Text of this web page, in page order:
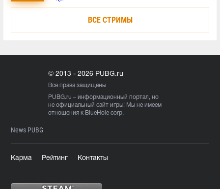
ВСЕ СТРИМЫ
© 2013 - 2026 PUBG.ru
Все права защищены
PUBG.ru – информационный портал, но
не официальный сайт игры! Мы не имеем
отношения к BlueHole corp.
News PUBG
Карма Рейтинг Контакты